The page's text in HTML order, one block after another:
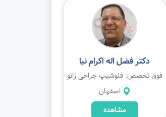
دکتر فضل اله اکرام نیا
فوق تخصص: فلوشیپ جراحی زانو
اصفهان
مشاهده